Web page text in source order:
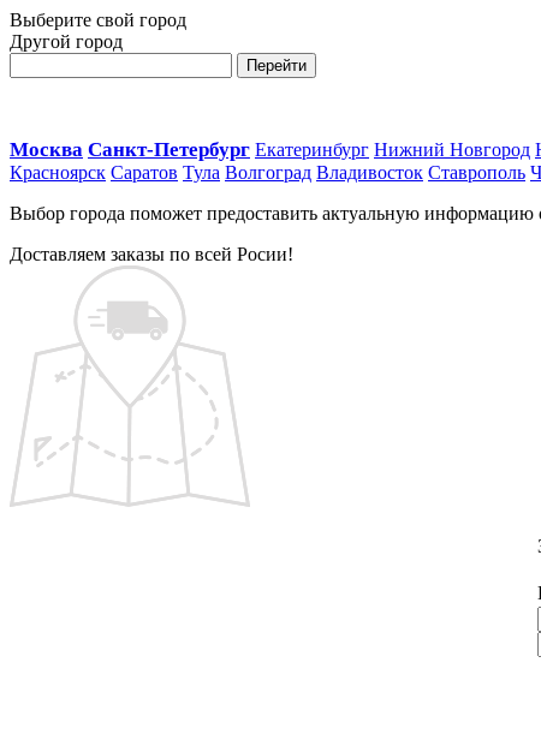
Выберите свой город
Другой город
Перейти
Москва Санкт-Петербург Екатеринбург Нижний Новгород
Красноярск Саратов Тула Волгоград Владивосток Ставрополь
Выбор города поможет предоставить актуальную информацию
Доставляем заказы по всей Росии!